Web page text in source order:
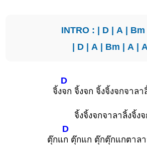
INTRO : | D| A | Bm
| D| A | Bm | A | A
จิ้ง
D
จก จิ้งจก จิ้งจิ้งจกจาลา
จิ้งจิ้งจกจาลาลิ้งจิ้งจ
ตุ๊กแ
D
ก ตุ๊กแก ตุ๊กตุ๊กแกตาล